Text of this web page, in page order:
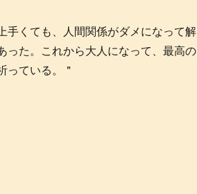
手くても、人間関係がダメになって解
った。これから大人になって、最高の
っている。＂